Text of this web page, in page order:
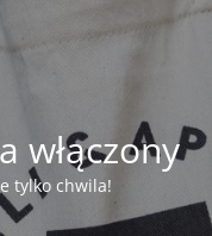
włączony
tylko chwila!